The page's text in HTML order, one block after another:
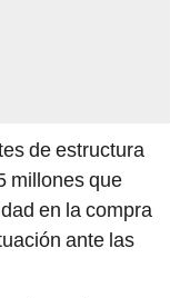
de estructura
millones que
en la compra
ante las